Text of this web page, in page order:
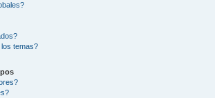
temas?